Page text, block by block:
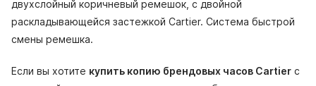
двухслойный коричневый ремешок, с двойной
раскладывающейся застежкой Cartier. Система быстрой
смены ремешка.
Если вы хотите купить копию брендовых часов Cartier с